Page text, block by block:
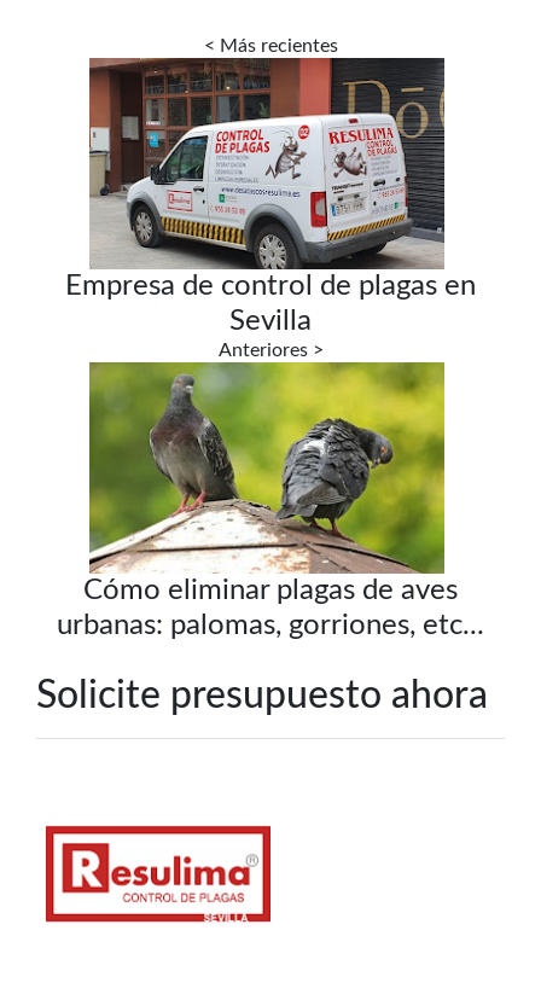
Empresa de control de plagas en
Sevilla
Cómo eliminar plagas de aves
urbanas: palomas, gorriones, etc...
Solicite presupuesto ahora